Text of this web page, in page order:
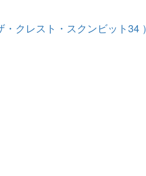
クレスト・スクンビット34 ）